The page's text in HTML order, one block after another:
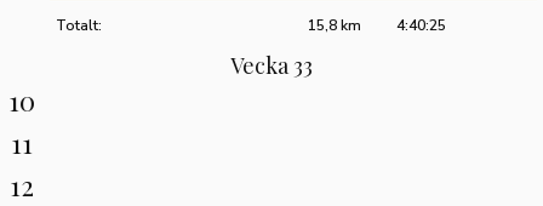
Totalt:
4:40:25
15,8 km
Vecka 33
10
11
12